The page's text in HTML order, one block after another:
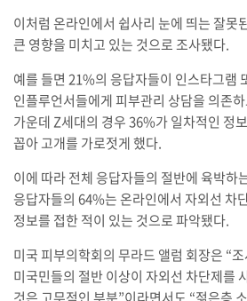
이처럼 온라인에서 쉽사리 눈에 띄는 잘못
큰 영향을 미치고 있는 것으로 조사됐다.
예를 들면 21%의 응답자들이 인스타그램
인플루언서들에게 피부관리 상담을 의존
가운데 Z세대의 경우 36%가 일차적인 정
꼽아 고개를 가로젓게 했다.
이에 따라 전체 응답자들의 절반에 육박하
응답자들의 64%는 온라인에서 자외선 차
정보를 접한 적이 있는 것으로 파악됐다.
미국 피부의학회의 무라드 앨럼 회장은 “
미국민들의 절반 이상이 자외선 차단제를